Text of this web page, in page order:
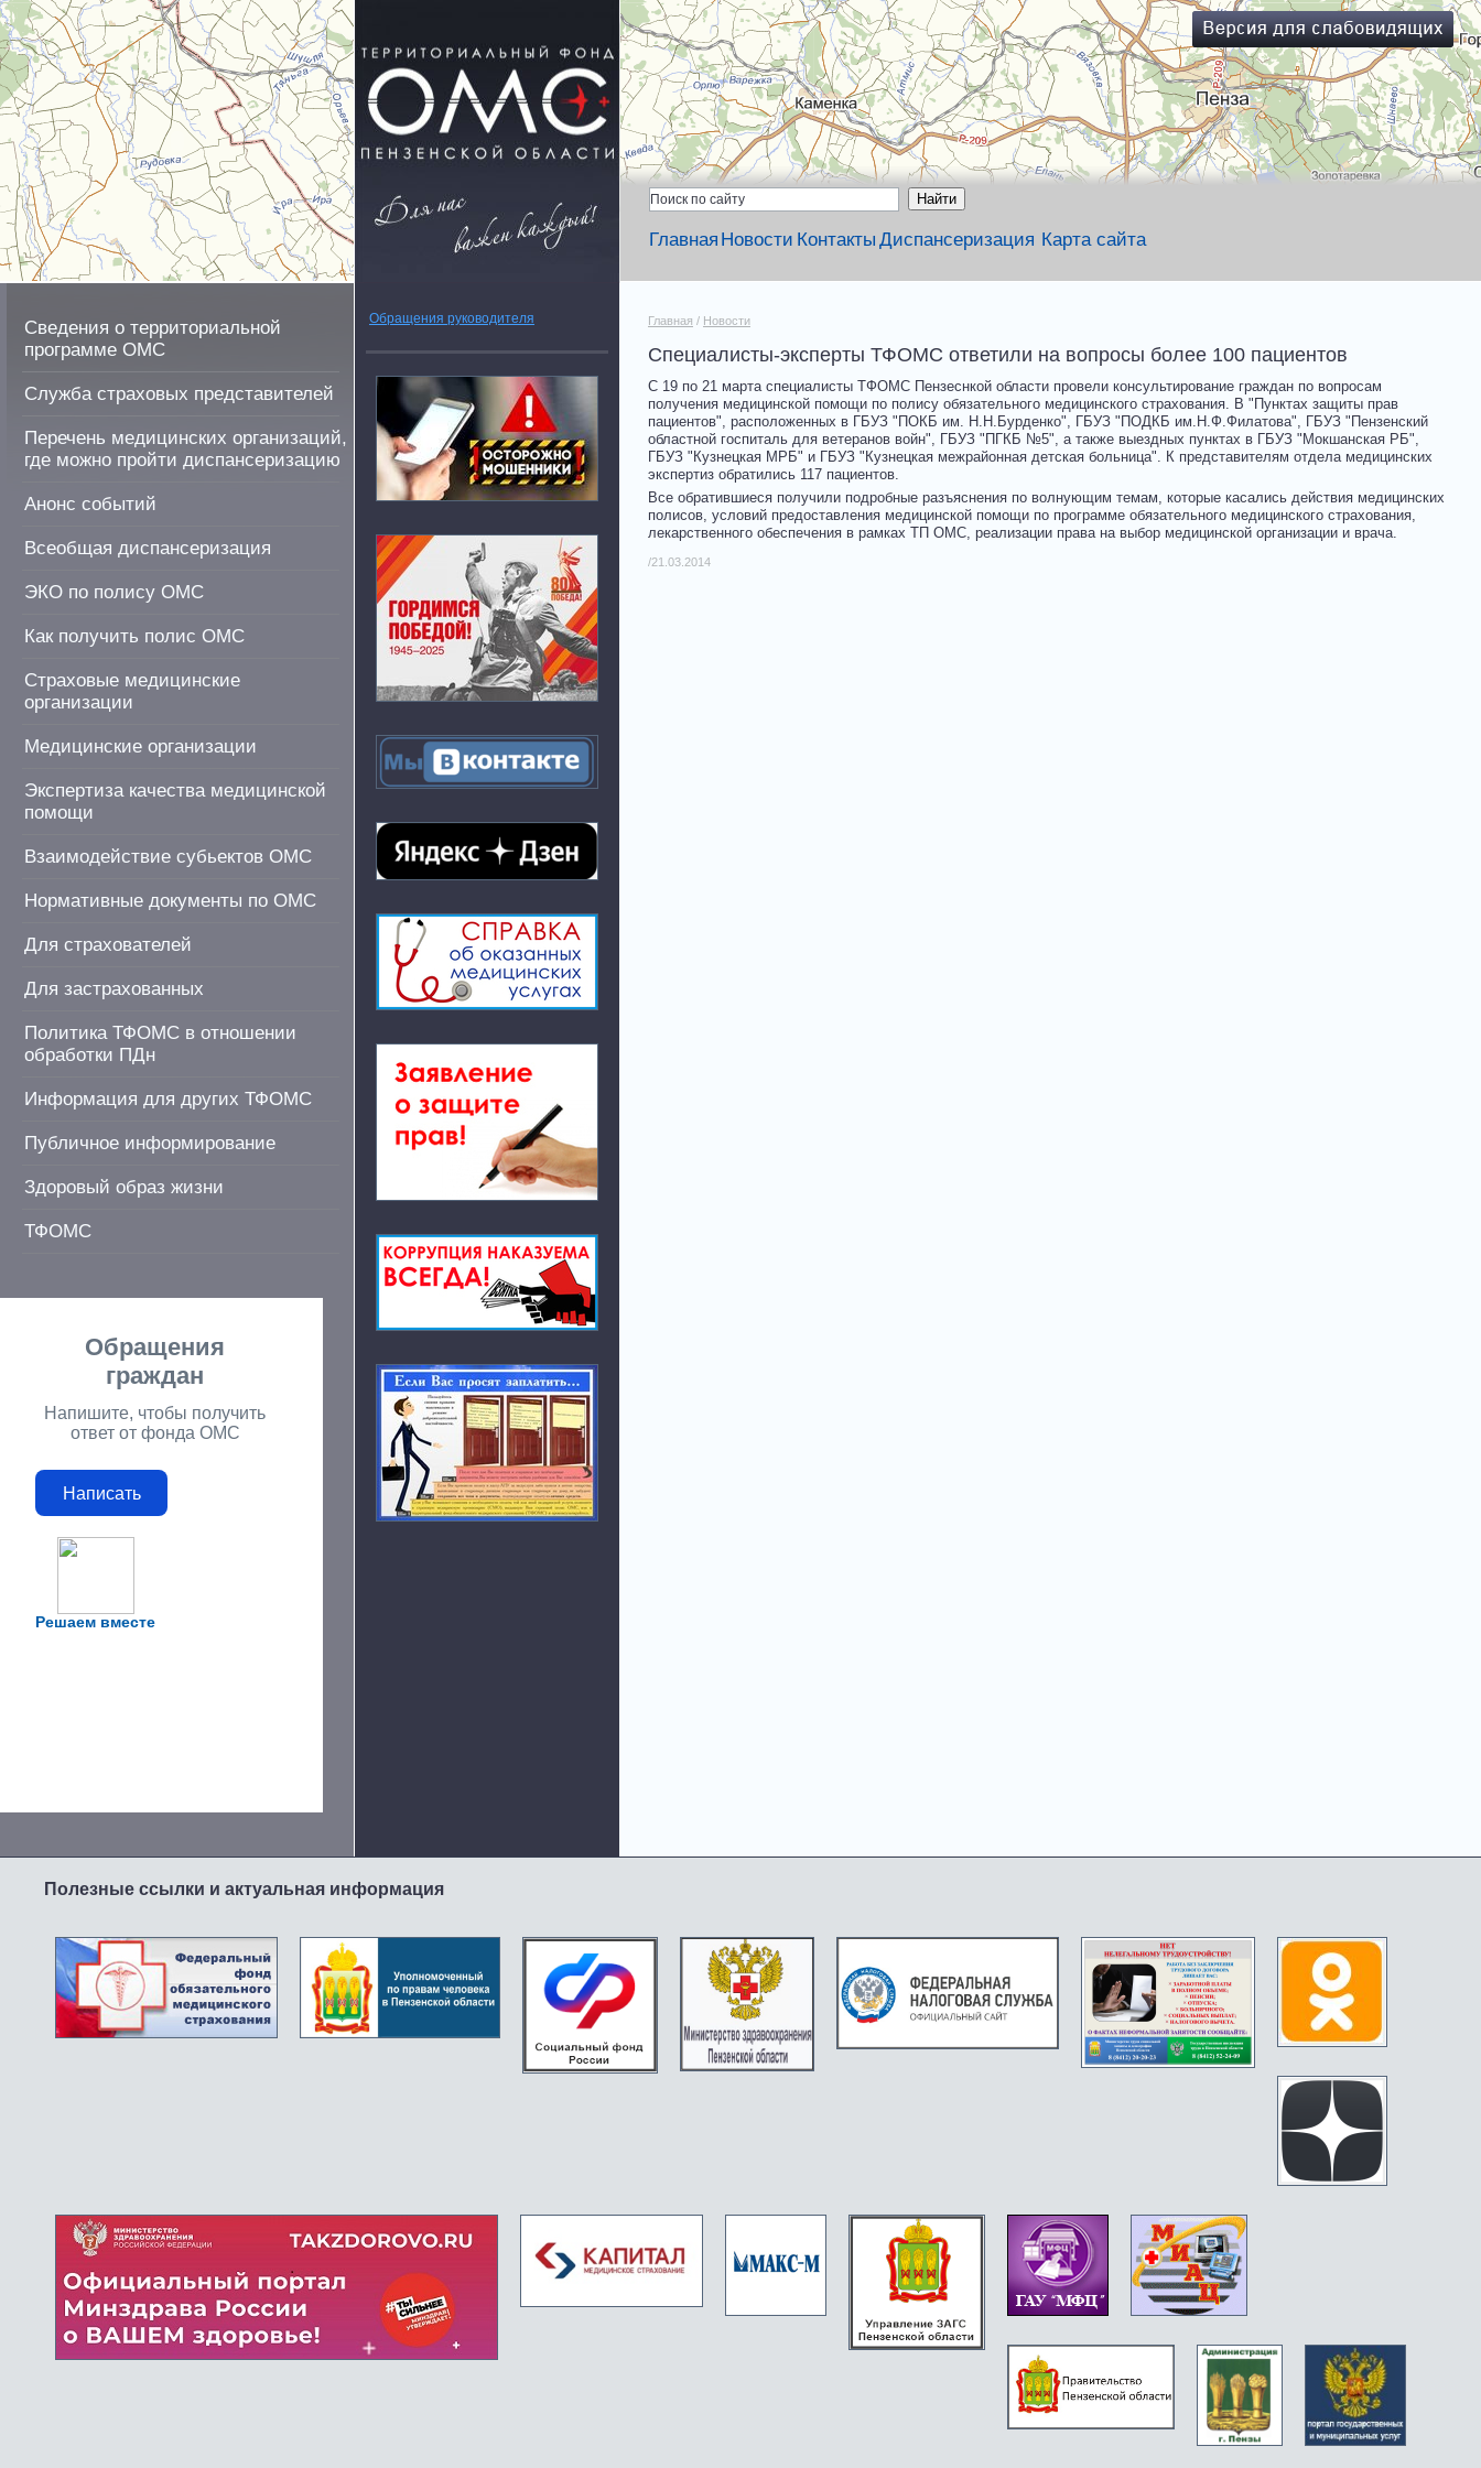
Главная Новости Контакты Диспансеризация Карта сайта
Сведения о территориальной
программе ОМС
Служба страховых представителей
Перечень медицинских организаций,
где можно пройти диспансеризацию
Анонс событий
Всеобщая диспансеризация
ЭКО по полису ОМС
Как получить полис ОМС
Страховые медицинские
организации
Медицинские организации
Экспертиза качества медицинской
помощи
Взаимодействие субьектов ОМС
Нормативные документы по ОМС
Для страхователей
Для застрахованных
Политика ТФОМС в отношении
обработки ПДн
Информация для других ТФОМС
Публичное информирование
Здоровый образ жизни
ТФОМС
Решаем вместе
Обращения
граждан
Напишите, чтобы получить
ответ от фонда ОМС
Написать
Обращения руководителя Главная / Новости
Специалисты-эксперты ТФОМС ответили на вопросы более 100 пациентов
С 19 по 21 марта специалисты ТФОМС Пензеснкой области провели консультирование граждан по вопросам
получения медицинской помощи по полису обязательного медицинского страхования. В "Пунктах защиты прав
пациентов", расположенных в ГБУЗ "ПОКБ им. Н.Н.Бурденко", ГБУЗ "ПОДКБ им.Н.Ф.Филатова", ГБУЗ "Пензенский
областной госпиталь для ветеранов войн", ГБУЗ "ПГКБ №5", а также выездных пунктах в ГБУЗ "Мокшанская РБ",
ГБУЗ "Кузнецкая МРБ" и ГБУЗ "Кузнецкая межрайонная детская больница". К представителям отдела медицинских
экспертиз обратились 117 пациентов.
Все обратившиеся получили подробные разъяснения по волнующим темам, которые касались действия медицинских
полисов, условий предоставления медицинской помощи по программе обязательного медицинского страхования,
лекарственного обеспечения в рамках ТП ОМС, реализации права на выбор медицинской организации и врача.
/21.03.2014
Полезные ссылки и актуальная информация